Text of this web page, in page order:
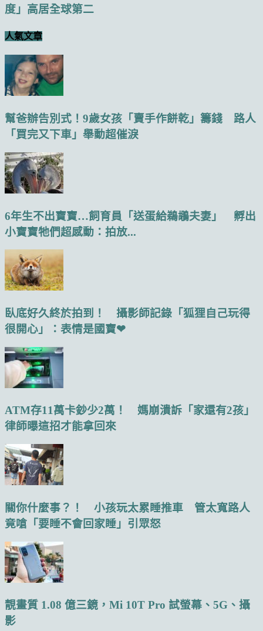
度」高居全球第二
人氣文章
幫爸辦告別式！9歲女孩「賣手作餅乾」籌錢 路人
「買完又下車」舉動超催淚
6年生不出寶寶…飼育員「送蛋給鵜鶘夫妻」 孵出
小寶寶牠們超感動：拍放...
臥底好久終於拍到！ 攝影師記錄「狐狸自己玩得
很開心」：表情是國寶❤
ATM存11萬卡鈔少2萬！ 媽崩潰訴「家還有2孩」
律師曝這招才能拿回來
關你什麼事？！ 小孩玩太累睡推車 管太寬路人
竟嗆「要睡不會回家睡」引眾怒
靚畫質 1.08 億三鏡，Mi 10T Pro 試螢幕、5G、攝
影